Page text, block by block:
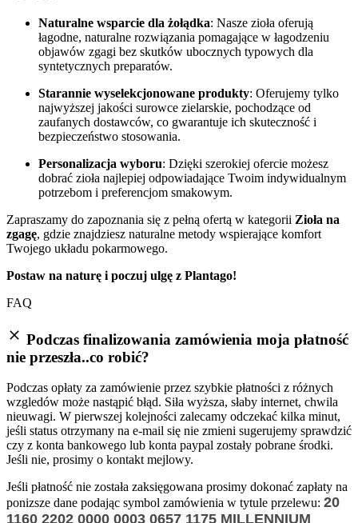
Naturalne wsparcie dla żołądka: Nasze zioła oferują
łagodne, naturalne rozwiązania pomagające w łagodzeniu
objawów zgagi bez skutków ubocznych typowych dla
syntetycznych preparatów.
Starannie wyselekcjonowane produkty: Oferujemy tylko
najwyższej jakości surowce zielarskie, pochodzące od
zaufanych dostawców, co gwarantuje ich skuteczność i
bezpieczeństwo stosowania.
Personalizacja wyboru: Dzięki szerokiej ofercie możesz
dobrać zioła najlepiej odpowiadające Twoim indywidualnym
potrzebom i preferencjom smakowym.
Zapraszamy do zapoznania się z pełną ofertą w kategorii Zioła na
zgagę, gdzie znajdziesz naturalne metody wspierające komfort
Twojego układu pokarmowego.
Postaw na naturę i poczuj ulgę z Plantago!
FAQ
Podczas finalizowania zamówienia moja płatność
nie przeszła..co robić?
Podczas opłaty za zamówienie przez szybkie płatności z różnych
wzgledów może nastąpić błąd. Siła wyższa, słaby internet, chwila
nieuwagi. W pierwszej kolejności zalecamy odczekać kilka minut,
jeśli status otrzymany na e-mail się nie zmieni sugerujemy sprawdzić
czy z konta bankowego lub konta paypal zostały pobrane środki.
Jeśli nie, prosimy o kontakt mejlowy.
Jeśli płatność nie została zaksięgowana prosimy dokonać zapłaty na
ponizsze dane podając symbol zamówienia w tytule przelewu: 20
1160 2202 0000 0003 0657 1175 MILLENNIUM